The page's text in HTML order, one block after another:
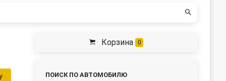
Корзина 0
ПОИСК ПО АВТОМОБИЛЮ